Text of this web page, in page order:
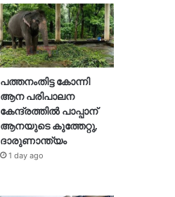
പത്തനംതിട്ട കോന്നി
ആന പരിപാലന
കേന്ദ്രത്തിൽ പാപ്പാന്
ആനയുടെ കുത്തേറ്റു,
ദാരുണാന്ത്യം
1 day ago